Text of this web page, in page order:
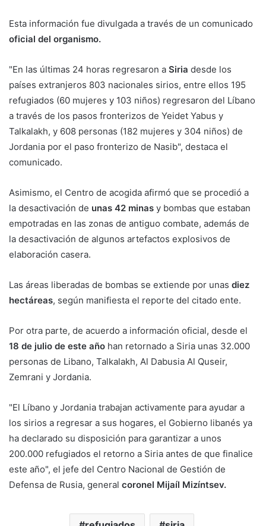
Esta información fue divulgada a través de un comunicado
oficial del organismo.
"En las últimas 24 horas regresaron a Siria desde los
países extranjeros 803 nacionales sirios, entre ellos 195
refugiados (60 mujeres y 103 niños) regresaron del Líbano
a través de los pasos fronterizos de Yeidet Yabus y
Talkalakh, y 608 personas (182 mujeres y 304 niños) de
Jordania por el paso fronterizo de Nasib", destaca el
comunicado.
Asimismo, el Centro de acogida afirmó que se procedió a
la desactivación de unas 42 minas y bombas que estaban
empotradas en las zonas de antiguo combate, además de
la desactivación de algunos artefactos explosivos de
elaboración casera.
Las áreas liberadas de bombas se extiende por unas diez
hectáreas, según manifiesta el reporte del citado ente.
Por otra parte, de acuerdo a información oficial, desde el
18 de julio de este año han retornado a Siria unas 32.000
personas de Libano, Talkalakh, Al Dabusia Al Quseir,
Zemrani y Jordania.
"El Líbano y Jordania trabajan activamente para ayudar a
los sirios a regresar a sus hogares, el Gobierno libanés ya
ha declarado su disposición para garantizar a unos
200.000 refugiados el retorno a Siria antes de que finalice
este año", el jefe del Centro Nacional de Gestión de
Defensa de Rusia, general coronel Mijaíl Mizíntsev.